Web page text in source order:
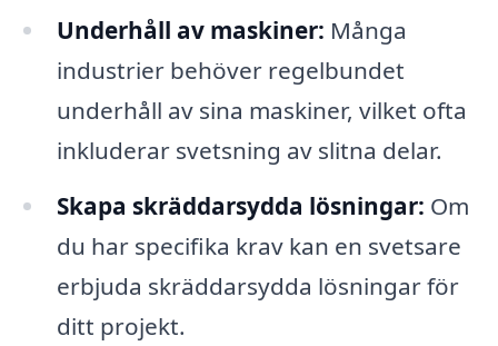
Underhåll av maskiner: Många
industrier behöver regelbundet
underhåll av sina maskiner, vilket ofta
inkluderar svetsning av slitna delar.
Skapa skräddarsydda lösningar: Om
du har specifika krav kan en svetsare
erbjuda skräddarsydda lösningar för
ditt projekt.